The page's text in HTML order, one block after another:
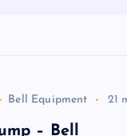
Bell Equipment 21
– Bell